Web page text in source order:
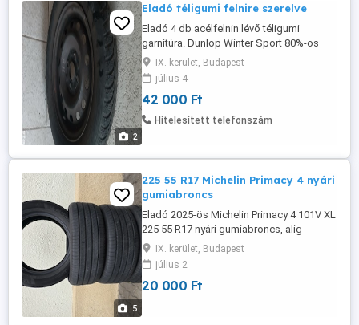
2
Eladó téligumi felnire szerelve
Eladó 4 db acélfelnin lévő téligumi
garnitúra. Dunlop Winter Sport 80%-os
gumik, 185 70R14 méretben. Négylyukú
kiosztás (4x100) Eredetileg Mazda 323-on
volt. Esetleg gyári dísztárcsával együtt.
Irányár: 42 000 Ft. Unger Zsolt Géza (06 3 )
IX. kerület, Budapest
július 4
42 000 Ft
Hitelesített telefonszám
5
225 55 R17 Michelin Primacy 4 nyári
gumiabroncs
Eladó 2025-ös Michelin Primacy 4 101V XL
225 55 R17 nyári gumiabroncs, alig
használt, kifogástalan állapotban. Fontos
tudnivalók: - 2025-ös évjárat - 5000 km-t
futott - Nem javított, nem sérült - Száraz,
zárt helyen tárolva - Azonnal elvihető
IX. kerület, Budapest
július 2
20 000 Ft